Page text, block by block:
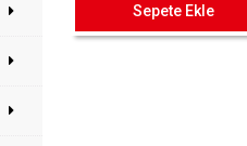
Sepete Ekle